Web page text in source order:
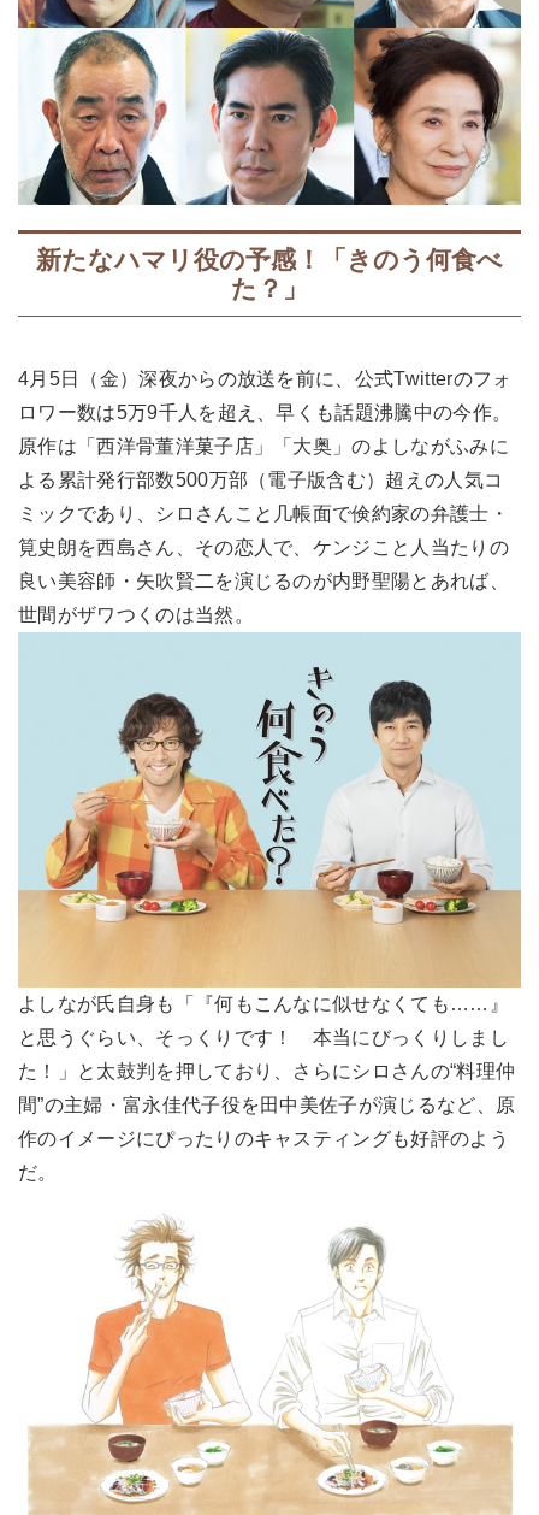
新たなハマリ役の予感！「きのう何食べ
た？」
4月5日（金）深夜からの放送を前に、公式Twitterのフォ
ロワー数は5万9千人を超え、早くも話題沸騰中の今作。
原作は「西洋骨董洋菓子店」「大奥」のよしながふみに
よる累計発行部数500万部（電子版含む）超えの人気コ
ミックであり、シロさんこと几帳面で倹約家の弁護士・
筧史朗を西島さん、その恋人で、ケンジこと人当たりの
良い美容師・矢吹賢二を演じるのが内野聖陽とあれば、
世間がザワつくのは当然。
よしなが氏自身も「『何もこんなに似せなくても……』
と思うぐらい、そっくりです！ 本当にびっくりしまし
た！」と太鼓判を押しており、さらにシロさんの“料理仲
間”の主婦・富永佳代子役を田中美佐子が演じるなど、原
作のイメージにぴったりのキャスティングも好評のよう
だ。